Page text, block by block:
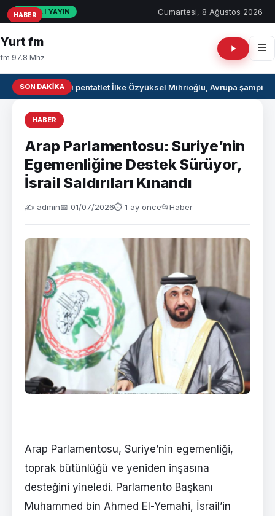
CANLI YAYIN Cumartesi, 8 Ağustos 2026
Yurt fm
fm 97.8 Mhz
SON DAKIKAMilli pentatlet İlke Özyüksel Mihrioğlu, Avrupa
HABER
Arap Parlamentosu: Suriye’nin
Egemenliğine Destek Sürüyor,
İsrail Saldırıları Kınandı
✍️ admin📅 01/07/2026⏱ 1 ay önce📂Haber
Arap Parlamentosu, Suriye’nin egemenliği,
toprak bütünlüğü ve yeniden inşasına
desteğini yineledi. Parlamento Başkanı
Muhammed bin Ahmed El-Yemahi, İsrail’in
HABER
HABER
HABER